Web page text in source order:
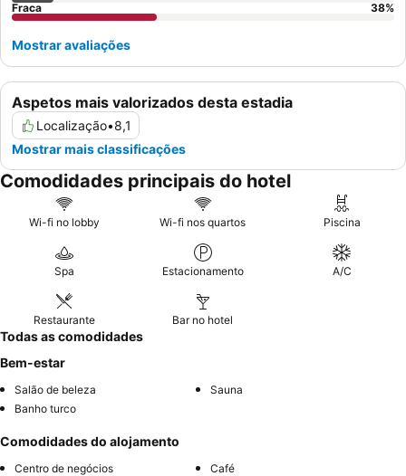
Aspetos mais valorizados desta estadia
Localização•8,1
Mostrar mais classificações
Fraca
38%
Mostrar avaliações
Comodidades principais do hotel
Wi-fi no lobby Wi-fi nos quartos Piscina
Spa Estacionamento A/C
Restaurante Bar no hotel
Todas as comodidades
Bem-estar
Salão de beleza
Sauna
Banho turco
Comodidades do alojamento
Centro de negócios Café